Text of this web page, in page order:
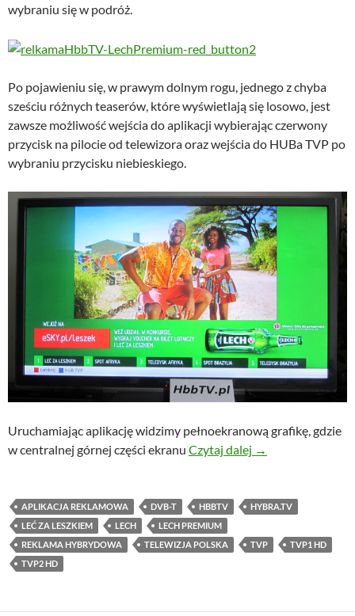
wybraniu się w podróż.
Po pojawieniu się, w prawym dolnym rogu, jednego z chyba
sześciu różnych teaserów, które wyświetlają się losowo, jest
zawsze możliwość wejścia do aplikacji wybierając czerwony
przycisk na pilocie od telewizora oraz wejścia do HUBa TVP po
wybraniu przycisku niebieskiego.
Uruchamiając aplikację widzimy pełnoekranową grafikę, gdzie
w centralnej górnej części ekranu Czytaj dalej Piwo Lech w
→
APLIKACJA REKLAMOWA DVB-T HBBTV
HYBRA.TV
LEĆ ZA LESZKIEM
LECH
LECH PREMIUM
REKLAMA HYBRYDOWA
TELEWIZJA POLSKA TVP
TVP1 HD
TVP2 HD